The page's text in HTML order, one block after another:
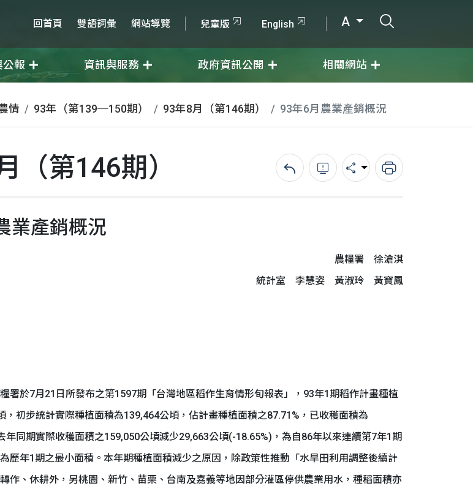
回首頁 雙語詞彙 網站導覽 兒童版 English A
公報 資訊與服務 政府資訊公開 相關網站
情 93年（第139─150期） 93年8月（第146期） 93年6月農業產銷概況
（第146期） 回上一頁錯誤回報分享 列印
業產銷概況
農糧署 徐滄淇
統計室 李慧姿 黃淑玲 黃寶鳳
於7月21日所發布之第1597期「台灣地區稻作生育情形旬報表」，93年1期稻作計畫種植
，初步統計實際種植面積為139,464公頃，佔計畫種植面積之87.71%，已收穫面積為
年同期實際收穫面積之159,050公頃減少29,663公頃(-18.65%)，為自86年以來連續第7年1期
歷年1期之最小面積。本年期種植面積減少之原因，除政策性推動「水旱田利用調整後續計
作、休耕外，另桃園、新竹、苗栗、台南及嘉義等地因部分灌區停供農業用水，種稻面積亦